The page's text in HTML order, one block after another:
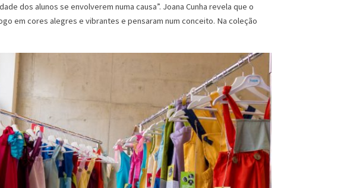
dos alunos se envolverem numa causa”. Joana Cunha revela que o
em cores alegres e vibrantes e pensaram num conceito. Na coleção